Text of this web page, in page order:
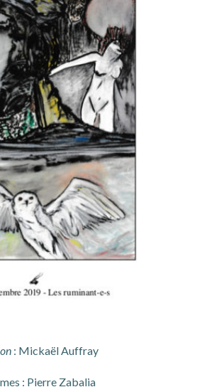
: Mickaël Auffray
: Pierre Zabalia